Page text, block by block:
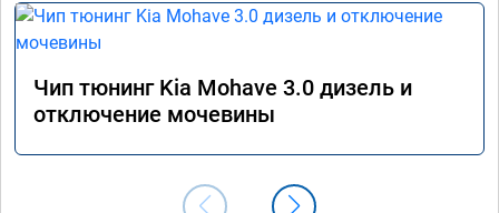
Чип тюнинг Kia Mohave 3.0 дизель и
отключение мочевины